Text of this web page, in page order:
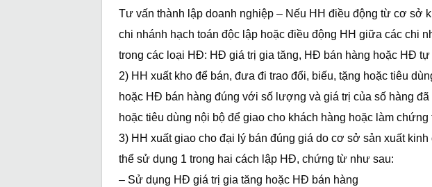
Tư vấn thành lập doanh nghiệp – Nếu HH điều động từ cơ sở
chi nhánh hạch toán độc lập hoặc điều động HH giữa các chi
trong các loại HĐ: HĐ giá trị gia tăng, HĐ bán hàng hoặc HĐ tự
2) HH xuất kho để bán, đưa đi trao đổi, biếu, tặng hoặc tiêu
hoặc HĐ bán hàng đúng với số lượng và giá trị của số hàng
hoặc tiêu dùng nội bộ để giao cho khách hàng hoặc làm
3) HH xuất giao cho đại lý bán đúng giá do cơ sở sản xuất
thể sử dụng 1 trong hai cách lập HĐ, chứng từ như sau:
– Sử dụng HĐ giá trị gia tăng hoặc HĐ bán hàng